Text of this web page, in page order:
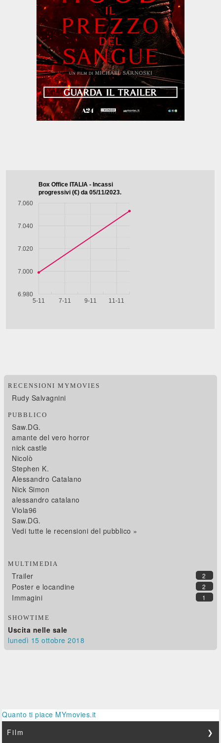
RECENSIONI MYMOVIES
Rudy Salvagnini
PUBBLICO
Saw.DG.
amante del vero horror
nick castle
Nicolò
Stephen K.
Alessandro Catalano
Nick Simon
alessandro catalano
Viola96
Saw.DG.
Vedi tutte le recensioni del pubblico »
MULTIMEDIA
2
Trailer
2
Poster e locandine
1
Immagini
SHOWTIME
Uscita nelle sale
lunedì 15 ottobre 2018
Quanto ti piace MYmovies.it
Film
❯